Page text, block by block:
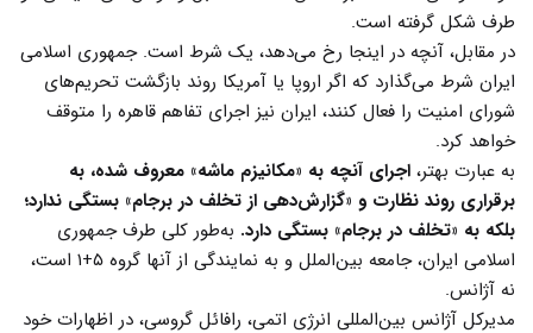
طرف شکل گرفته است.
در مقابل، آنچه در اینجا رخ می‌دهد، یک شرط است. جمهوری اسلامی
ایران شرط می‌گذارد که اگر اروپا یا آمریکا روند بازگشت تحریم‌های
شورای امنیت را فعال کنند، ایران نیز اجرای تفاهم قاهره را متوقف
خواهد کرد.
به عبارت بهتر، اجرای آنچه به «مکانیزم ماشه» معروف شده، به
برقراری روند نظارت و «گزارش‌دهی از تخلف در برجام» بستگی ندارد؛
بلکه به «تخلف در برجام» بستگی دارد. به‌طور کلی طرف جمهوری
اسلامی ایران، جامعه بین‌الملل و به نمایندگی از آنها گروه ۵+۱ است،
نه آژانس.
مدیرکل آژانس بین‌المللی انرژی اتمی، رافائل گروسی، در اظهارات خود